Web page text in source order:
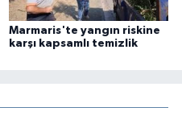
Marmaris'te yangın riskine
karşı kapsamlı temizlik